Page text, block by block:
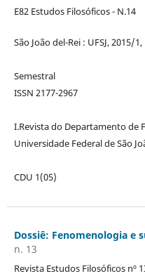
E82 Estudos Filosóficos - N.14
São João del-Rei : UFSJ, 2015/1,
Semestral
ISSN 2177-2967
I.Revista do Departamento de
Universidade Federal de São
CDU 1(05)
Dossiê: Fenomenologia e
n. 13
Revista Estudos Filosóficos nº